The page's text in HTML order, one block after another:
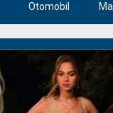
Otomobil